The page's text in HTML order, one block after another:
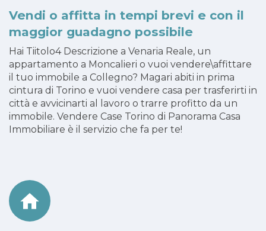
Vendi o affitta in tempi brevi e con il
maggior guadagno possibile
Hai Tiitolo4 Descrizione a Venaria Reale, un
appartamento a Moncalieri o vuoi vendere\affittare
il tuo immobile a Collegno? Magari abiti in prima
cintura di Torino e vuoi vendere casa per trasferirti in
città e avvicinarti al lavoro o trarre profitto da un
immobile. Vendere Case Torino di Panorama Casa
Immobiliare è il servizio che fa per te!